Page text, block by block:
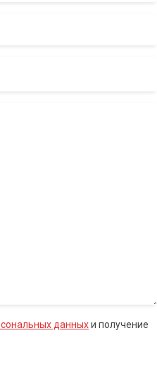
данныхи получение